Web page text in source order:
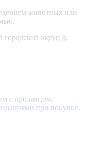
животных или
округ, д.
с продавцом,
при покупке.